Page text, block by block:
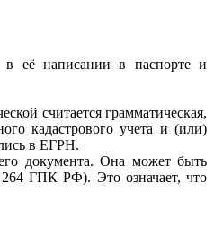
в её написании в паспорте и
считается грамматическая,
кадастрового учета и (или)
в ЕГРН.
документа. Она может быть
264 ГПК РФ). Это означает, что